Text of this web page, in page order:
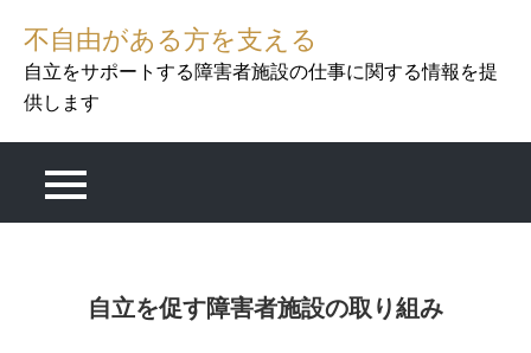
content
不自由がある方を支える
自立をサポートする障害者施設の仕事に関する情報を提
供します
自立を促す障害者施設の取り組み